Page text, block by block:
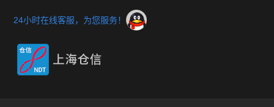
24小时在线客服，为您服务！